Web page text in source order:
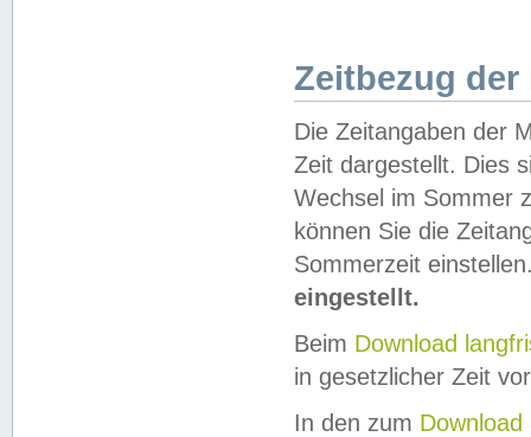
Zeitbezug der
Die Zeitangaben der
Zeit dargestellt. Dies
Wechsel im Sommer
können Sie die
Sommerzeit
eingestellt.
Beim Download
in gesetzlicher Zeit
In den zum Download